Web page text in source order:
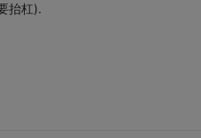
抬杠).